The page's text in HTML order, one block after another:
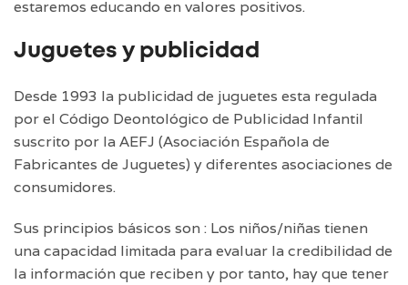
estaremos educando en valores positivos.
Juguetes y publicidad
Desde 1993 la publicidad de juguetes esta regulada
por el Código Deontológico de Publicidad Infantil
suscrito por la AEFJ (Asociación Española de
Fabricantes de Juguetes) y diferentes asociaciones de
consumidores.
Sus principios básicos son : Los niños/niñas tienen
una capacidad limitada para evaluar la credibilidad de
la información que reciben y por tanto, hay que tener